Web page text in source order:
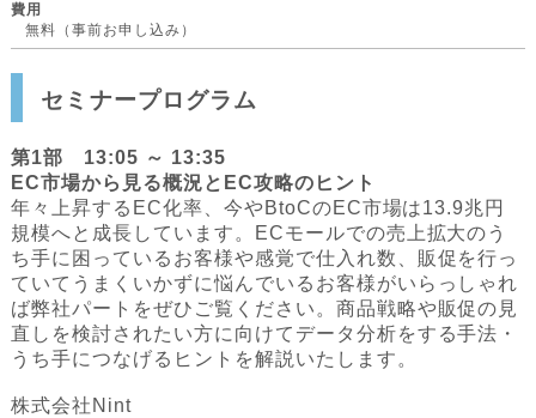
費用
無料（事前お申し込み）
セミナープログラム
第1部 13:05 ～ 13:35
EC市場から見る概況とEC攻略のヒント
年々上昇するEC化率、今やBtoCのEC市場は13.9兆円
規模へと成長しています。ECモールでの売上拡大のう
ち手に困っているお客様や感覚で仕入れ数、販促を行っ
ていてうまくいかずに悩んでいるお客様がいらっしゃれ
ば弊社パートをぜひご覧ください。商品戦略や販促の見
直しを検討されたい方に向けてデータ分析をする手法・
うち手につなげるヒントを解説いたします。
株式会社Nint